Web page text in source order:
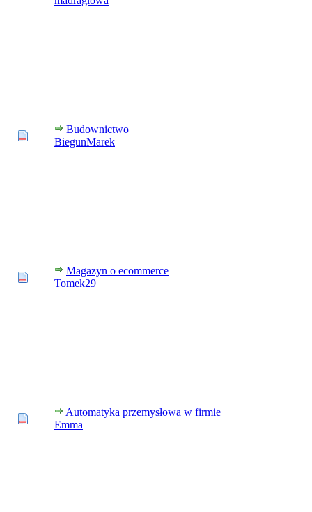
Budownictwo
BiegunMarek
Magazyn o ecommerce
Tomek29
Automatyka przemysłowa w firmie
Emma